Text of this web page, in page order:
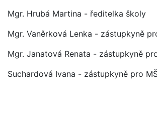
Mgr. Hrubá Martina - ředitelka školy
Mgr. Vaněrková Lenka - zástupkyně
Mgr. Janatová Renata - zástupkyně
Suchardová Ivana - zástupkyně pro